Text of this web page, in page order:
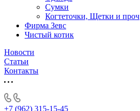
Сумки
Когтеточки, Щетки и проч
Фирма Зевс
Чистый котик
Новости
Статьи
Контакты
+7 (962) 315-15-45